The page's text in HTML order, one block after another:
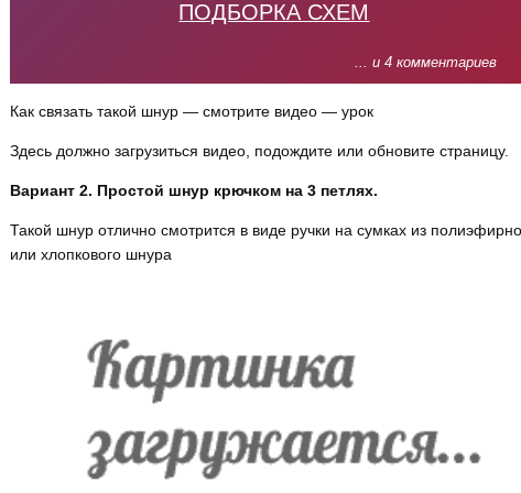
ПОДБОРКА СХЕМ
... и 4 комментариев
Как связать такой шнур — смотрите видео — урок
Здесь должно загрузиться видео, подождите или обновите страницу.
Вариант 2. Простой шнур крючком на 3 петлях.
Такой шнур отлично смотрится в виде ручки на сумках из
или хлопкового шнура